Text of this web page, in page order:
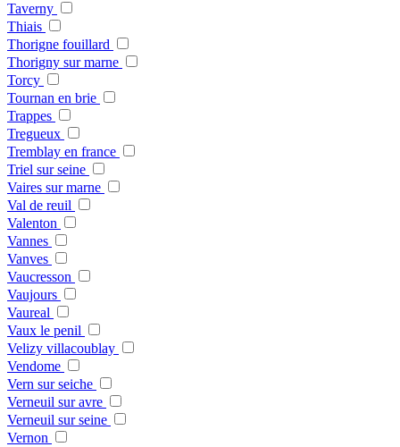
Taverny
Thiais
Thorigne fouillard
Thorigny sur marne
Torcy
Tournan en brie
Trappes
Tregueux
Tremblay en france
Triel sur seine
Vaires sur marne
Val de reuil
Valenton
Vannes
Vanves
Vaucresson
Vaujours
Vaureal
Vaux le penil
Velizy villacoublay
Vendome
Vern sur seiche
Verneuil sur avre
Verneuil sur seine
Vernon